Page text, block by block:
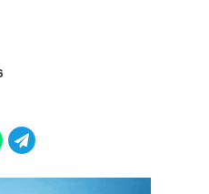
Their W’s